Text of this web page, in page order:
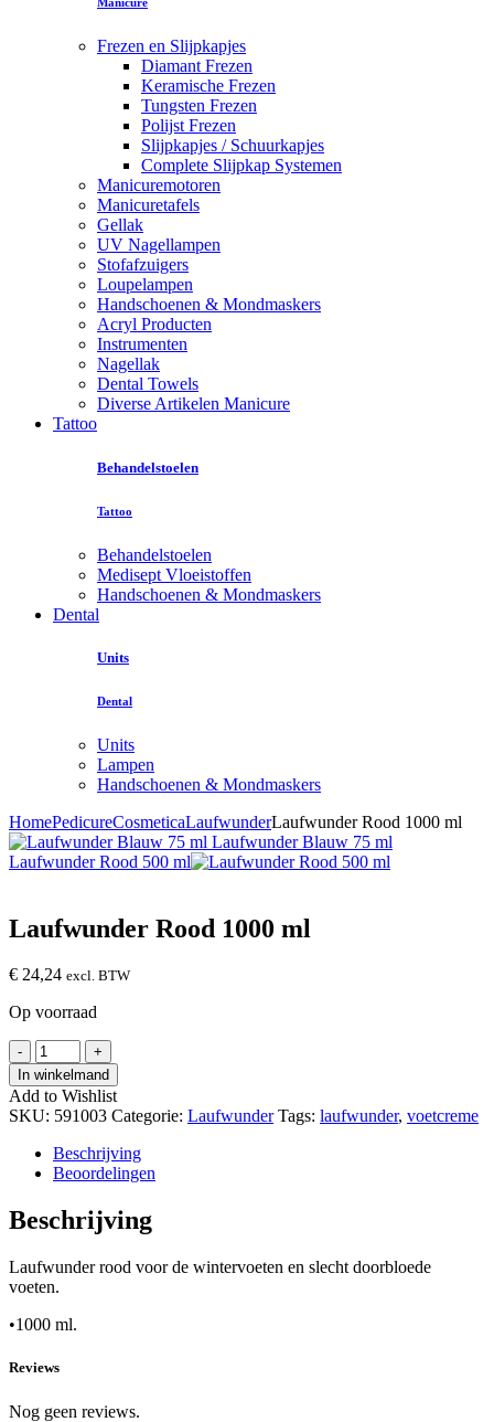
Manicure
Frezen en Slijpkapjes
Diamant Frezen
Keramische Frezen
Tungsten Frezen
Polijst Frezen
Slijpkapjes / Schuurkapjes
Complete Slijpkap Systemen
Manicuremotoren
Manicuretafels
Gellak
UV Nagellampen
Stofafzuigers
Loupelampen
Handschoenen & Mondmaskers
Acryl Producten
Instrumenten
Nagellak
Dental Towels
Diverse Artikelen Manicure
Tattoo
Behandelstoelen
Tattoo
Behandelstoelen
Medisept Vloeistoffen
Handschoenen & Mondmaskers
Dental
Units
Dental
Units
Lampen
Handschoenen & Mondmaskers
HomePedicureCosmeticaLaufwunderLaufwunder Rood 1000 ml
Laufwunder Blauw 75 ml
Laufwunder Rood 500 ml
Laufwunder Rood 1000 ml
€ 24,24 excl. BTW
Op voorraad
-
Laufwunder
Rood
1000
ml
hoeveelheid
+
In winkelmand
Add to Wishlist
SKU: 591003 Categorie: Laufwunder Tags: laufwunder, voetcreme
Beschrijving
Beoordelingen
Beschrijving
Laufwunder rood voor de wintervoeten en slecht doorbloede
voeten.
•1000 ml.
Reviews
Nog geen reviews.